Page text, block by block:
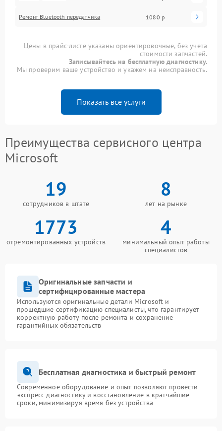
Ремонт Bluetooth передатчика 1080 р
Цены в прайс-листе указаны ориентировочные, без учета
стоимости запчастей.
Записывайтесь на бесплатную диагностику.
Мы проверим ваше устройство и укажем на неисправность.
Показать все услуги
Преимущества сервисного центра
Microsoft
19
сотрудников в штате
8
лет на рынке
1773
отремонтированных устройств
4
минимальный опыт работы
специалистов
Оригинальные запчасти и
сертифицированные мастера
Используются оригинальные детали Microsoft и
прошедшие сертификацию специалисты, что гарантирует
корректную работу после ремонта и сохранение
гарантийных обязательств
Бесплатная диагностика и быстрый ремонт
Современное оборудование и опыт позволяют провести
экспресс-диагностику и восстановление в кратчайшие
сроки, минимизируя время без устройства